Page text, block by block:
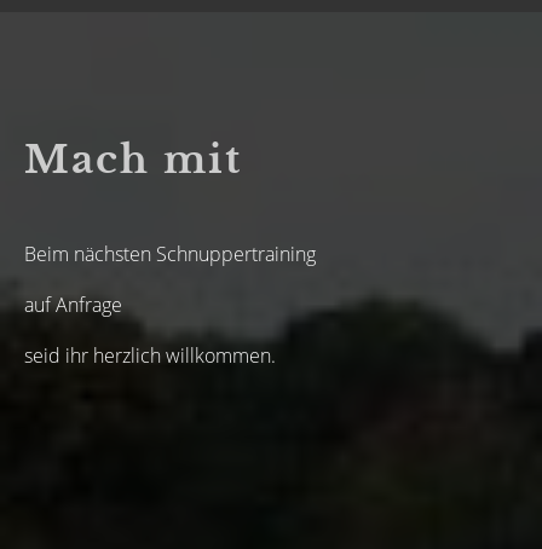
Mach mit
Beim nächsten Schnuppertraining
auf Anfrage
seid ihr herzlich willkommen.